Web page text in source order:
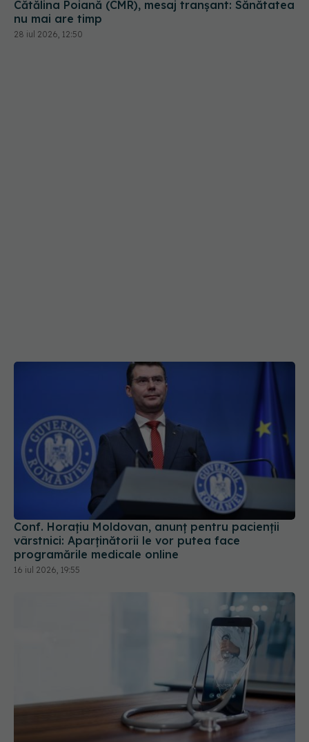
Conf. Horațiu Moldovan, anunț pentru pacienții
vârstnici: Aparținătorii le vor putea face
programările medicale online
16 iul 2026, 19:55
Programările la medic vor putea fi făcute online.
Platforma este deja testată la Oradea